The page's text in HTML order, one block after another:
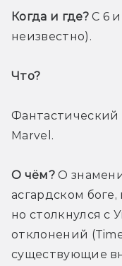
Когда и где? С 6
неизвестно).
Что?
Фантастический
Marvel.
О чём? О
асгардском
но столкнулся с
отклонений
существующие